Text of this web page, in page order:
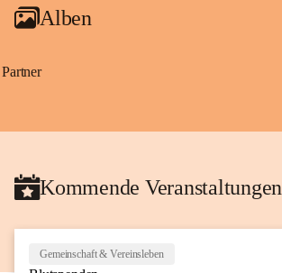
Alben
Partner
Kommende Veranstaltungen
Gemeinschaft & Vereinsleben